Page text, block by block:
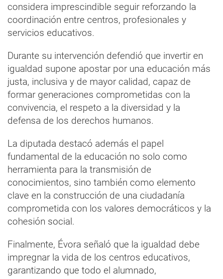
considera imprescindible seguir reforzando la
coordinación entre centros, profesionales y
servicios educativos.
Durante su intervención defendió que invertir en
igualdad supone apostar por una educación más
justa, inclusiva y de mayor calidad, capaz de
formar generaciones comprometidas con la
convivencia, el respeto a la diversidad y la
defensa de los derechos humanos.
La diputada destacó además el papel
fundamental de la educación no solo como
herramienta para la transmisión de
conocimientos, sino también como elemento
clave en la construcción de una ciudadanía
comprometida con los valores democráticos y la
cohesión social.
Finalmente, Évora señaló que la igualdad debe
impregnar la vida de los centros educativos,
garantizando que todo el alumnado,